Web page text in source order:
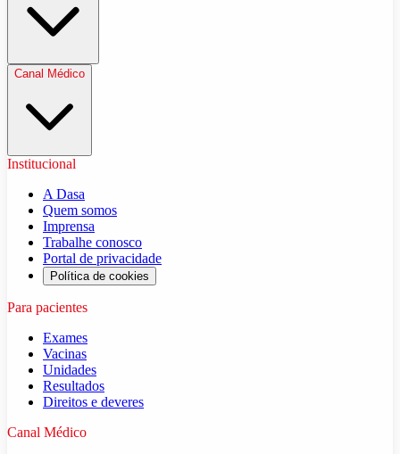
Canal Médico
Institucional
A Dasa
Quem somos
Imprensa
Trabalhe conosco
Portal de privacidade
Política de cookies
Para pacientes
Exames
Vacinas
Unidades
Resultados
Direitos e deveres
Canal Médico